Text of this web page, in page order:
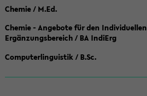
Chemie / M.Ed.
Chemie - Angebote für den Individuellen
Ergänzungsbereich / BA IndiErg
Computerlinguistik / B.Sc.